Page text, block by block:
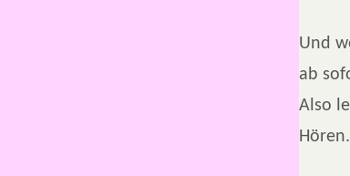
Und
ab
Also
Hören.